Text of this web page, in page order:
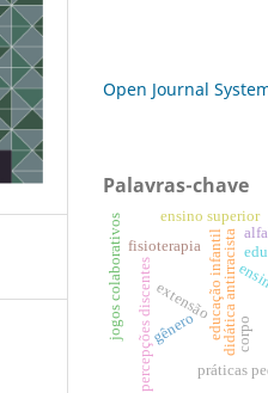
Open Journal
Palavras-chave
corpo
extensão
práticas
didática antirracista
educação infantil
percepções discentes
ensino superior
fisioterapia
gênero
jogos colaborativos